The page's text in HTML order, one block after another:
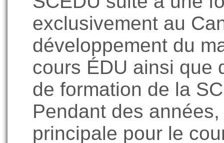
exclusivement au
développement du
cours ÉDU ainsi que
de formation de la
Pendant des
principale pour le